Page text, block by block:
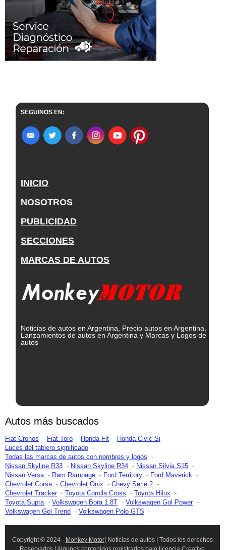
SEGUINOS EN:
INICIO
NOSOTROS
PUBLICIDAD
SECCIONES
MARCAS DE AUTOS
Noticias de autos en Argentina, Precio autos en Argentina,
Lanzamientos de autos en Argentina y Marcas y Logos de
autos
Autos más buscados
Fiat Cronos Fiat Toro Honda Fit
Honda Civic Si
Luces del tablero significado
Todas las marcas de autos con nombres y logos
Nissan Skyline R33
Nissan Skyline R34
Nissan Silvia S15
Nissan Versa
Ram Rampage Ford Territory
Ford Maverick
Chevrolet Corsa
Chevrolet Onix
Chevy Serie 2
Chevrolet Tracker
Toyota Corolla Cross
Toyota Hilux
Toyota Supra
Volkswagen Bora 1.8T
Volkswagen Gol Power
Volkswagen Gol Trend
Volkswagen Polo GTS
Copyright © 2024 - Monkey Motor| Noticias de autos | Todos los derechos